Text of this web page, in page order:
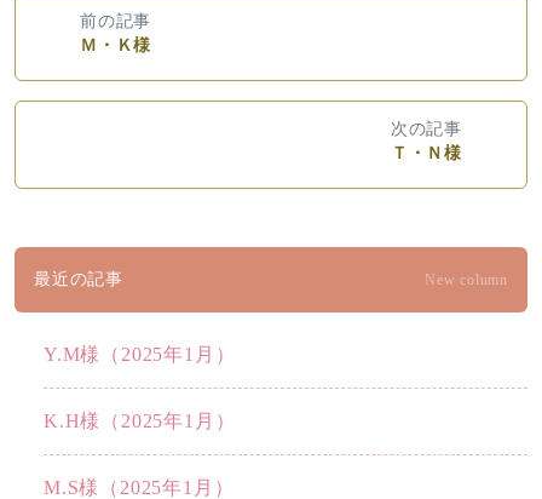
前の記事
Ｍ・Ｋ様
次の記事
Ｔ・Ｎ様
最近の記事 New column
Y.M様（2025年1月）
K.H様（2025年1月）
M.S様（2025年1月）